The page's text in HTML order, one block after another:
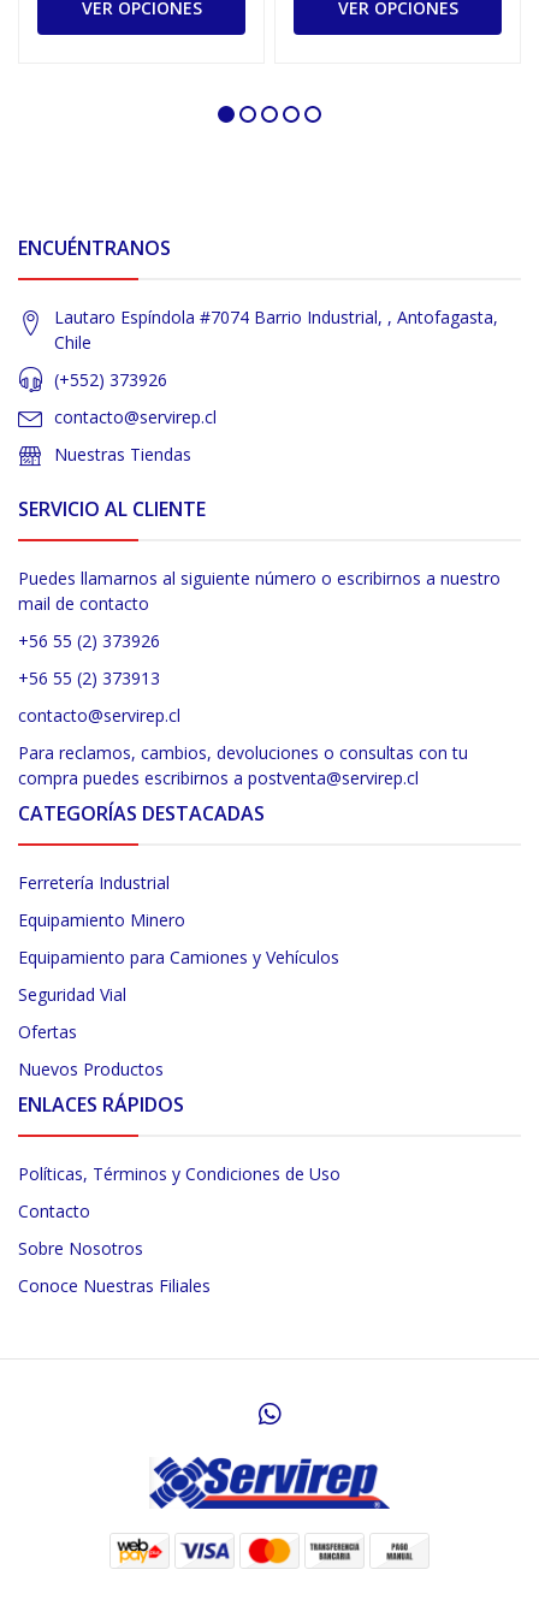
VER OPCIONES VER OPCIONES
ENCUÉNTRANOS
Lautaro Espíndola #7074 Barrio Industrial, , Antofagasta,
Chile
(+552) 373926
contacto@servirep.cl
Nuestras Tiendas
SERVICIO AL CLIENTE
Puedes llamarnos al siguiente número o escribirnos a nuestro
mail de contacto
+56 55 (2) 373926
+56 55 (2) 373913
contacto@servirep.cl
Para reclamos, cambios, devoluciones o consultas con tu
compra puedes escribirnos a postventa@servirep.cl
CATEGORÍAS DESTACADAS
Ferretería Industrial
Equipamiento Minero
Equipamiento para Camiones y Vehículos
Seguridad Vial
Ofertas
Nuevos Productos
ENLACES RÁPIDOS
Políticas, Términos y Condiciones de Uso
Contacto
Sobre Nosotros
Conoce Nuestras Filiales